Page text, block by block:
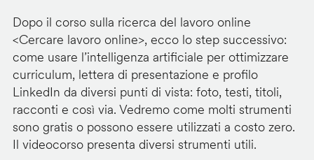
Dopo il corso sulla ricerca del lavoro online
<Cercare lavoro online>, ecco lo step successivo:
come usare l’intelligenza artificiale per ottimizzare
curriculum, lettera di presentazione e profilo
LinkedIn da diversi punti di vista: foto, testi, titoli,
racconti e così via. Vedremo come molti strumenti
sono gratis o possono essere utilizzati a costo zero.
Il videocorso presenta diversi strumenti utili.